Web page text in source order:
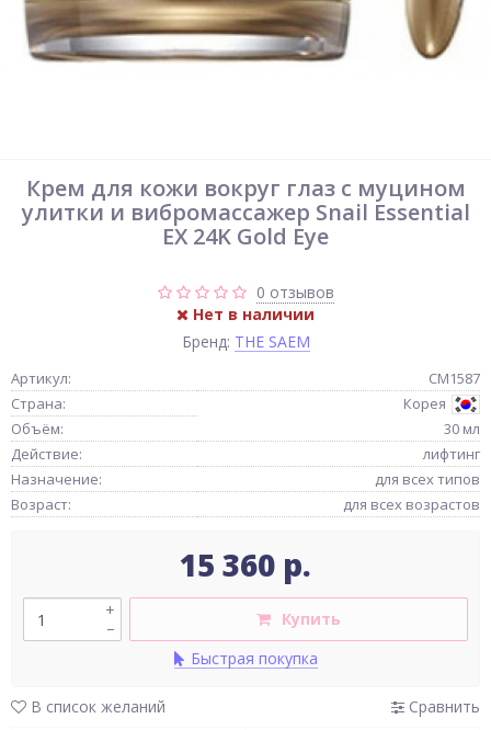
Крем для кожи вокруг глаз с муцином
улитки и вибромассажер Snail Essential
EX 24K Gold Eye
0 отзывов
Нет в наличии
Бренд: THE SAEM
Артикул:
СМ1587
Страна:
Корея
Объём:
30 мл
Действие:
лифтинг
Назначение:
для всех типов
Возраст:
для всех возрастов
15 360 р.
–
+
Купить
Быстрая покупка
В список желаний Сравнить